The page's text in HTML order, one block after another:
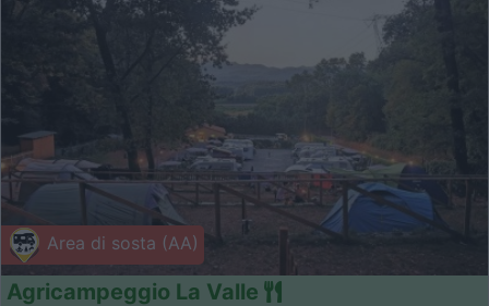
Area di sosta (AA)
Agricampeggio La Valle